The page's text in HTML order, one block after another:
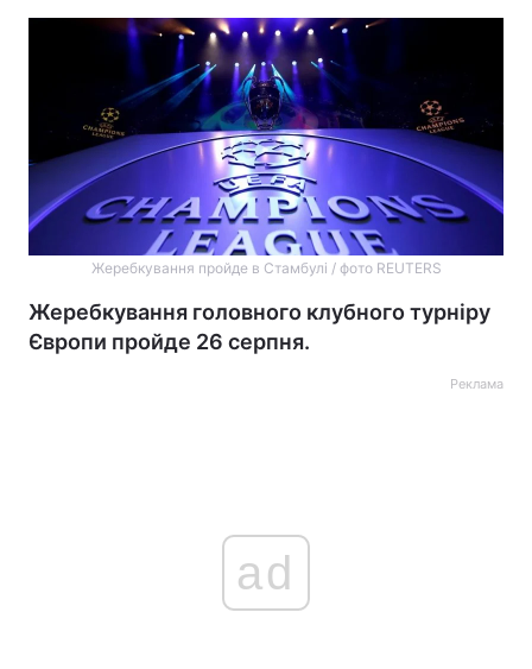
Жеребкування пройде в Стамбулі / фото REUTERS
Жеребкування головного клубного турніру
Європи пройде 26 серпня.
Реклама
ad